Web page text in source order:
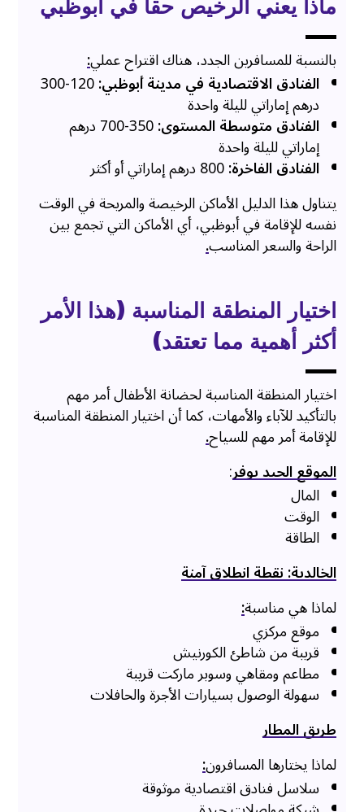
ماذا يعني الرخيص حقاً في أبوظبي
بالنسبة للمسافرين الجدد، هناك اقتراح عملي:
الفنادق الاقتصادية في مدينة أبوظبي: 120-300
درهم إماراتي لليلة واحدة
الفنادق متوسطة المستوى: 350-700 درهم
إماراتي لليلة واحدة
الفنادق الفاخرة:800 درهم إماراتي أو أكثر
يتناول هذا الدليل الأماكن الرخيصة والمريحة في الوقت
نفسه للإقامة في أبوظبي، أي الأماكن التي تجمع بين
الراحة والسعر المناسب.
اختيار المنطقة المناسبة (هذا الأمر
أكثر أهمية مما تعتقد)
اختيار المنطقة المناسبة لحضانة الأطفال أمر مهم
بالتأكيد للآباء والأمهات، كما أن اختيار المنطقة المناسبة
للإقامة أمر مهم للسياح.
الموقع الجيد يوفر:
المال
الوقت
الطاقة
الخالدية: نقطة انطلاق آمنة
لماذا هي مناسبة:
موقع مركزي
قريبة من شاطئ الكورنيش
مطاعم ومقاهي وسوبر ماركت قريبة
سهولة الوصول بسيارات الأجرة والحافلات
طريق المطار
لماذا يختارها المسافرون:
سلاسل فنادق اقتصادية موثوقة